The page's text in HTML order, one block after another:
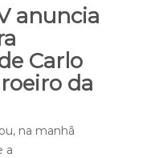
anuncia
Carlo
da
na manhã
a